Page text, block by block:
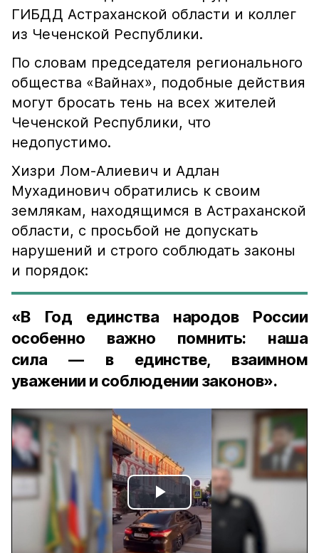
ГИБДД Астраханской области и коллег
из Чеченской Республики.
По словам председателя регионального
общества «Вайнах», подобные действия
могут бросать тень на всех жителей
Чеченской Республики, что
недопустимо.
Хизри Лом-Алиевич и Адлан
Мухадинович обратились к своим
землякам, находящимся в Астраханской
области, с просьбой не допускать
нарушений и строго соблюдать законы
и порядок:
«В Год единства народов России
особенно важно помнить: наша
сила — в единстве, взаимном
уважении и соблюдении законов».
Play
Video